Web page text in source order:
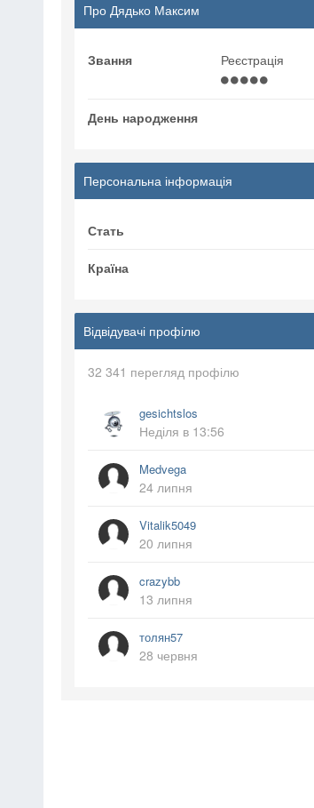
Про Дядько Максим
Звання Реєстрація
День народження
Персональна інформація
Стать
Країна
Відвідувачі профілю
32 341 перегляд профілю
gesichtslos
Неділя в 13:56
Medvega
24 липня
Vitalik5049
20 липня
crazybb
13 липня
толян57
28 червня